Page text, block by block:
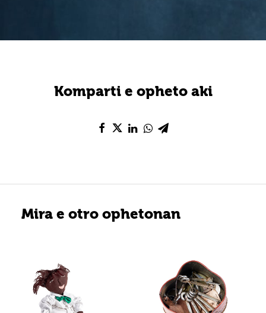
Komparti e opheto aki
Mira e otro ophetonan